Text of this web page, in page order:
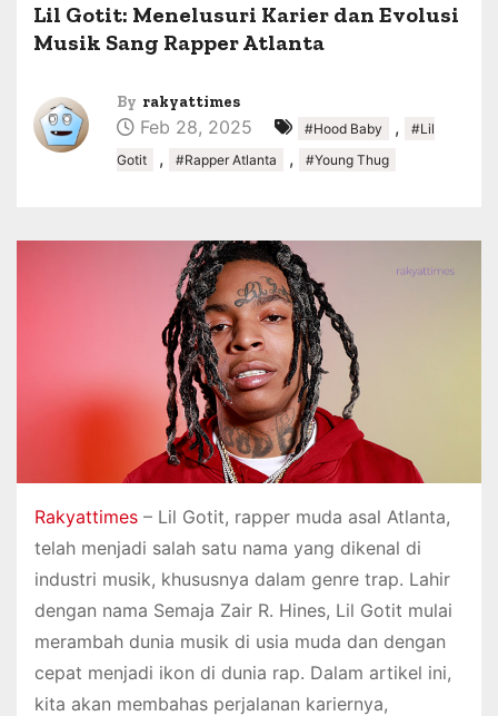
Lil Gotit: Menelusuri Karier dan Evolusi
Musik Sang Rapper Atlanta
By rakyattimes
Feb 28, 2025 #Hood Baby ,
#Lil
Gotit
, #Rapper Atlanta , #Young Thug
Rakyattimes – Lil Gotit, rapper muda asal Atlanta,
telah menjadi salah satu nama yang dikenal di
industri musik, khususnya dalam genre trap. Lahir
dengan nama Semaja Zair R. Hines, Lil Gotit mulai
merambah dunia musik di usia muda dan dengan
cepat menjadi ikon di dunia rap. Dalam artikel ini,
kita akan membahas perjalanan kariernya,